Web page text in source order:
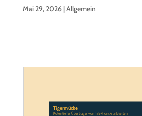
Mai 29, 2026|Allgemein